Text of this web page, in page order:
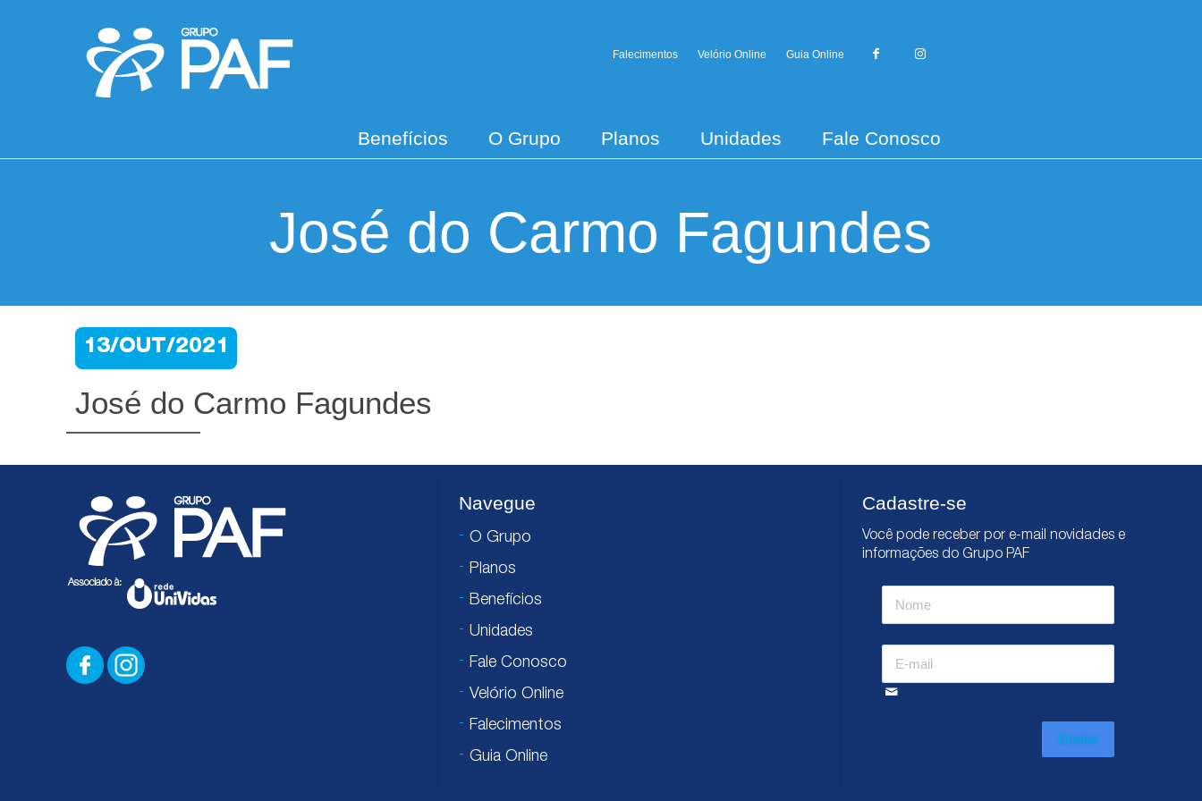
Falecimentos Velório Online Guia Online
Benefícios O Grupo Planos Unidades Fale Conosco
José do Carmo Fagundes
13/OUT/2021
José do Carmo Fagundes
Navegue
O Grupo
Planos
Benefícios
Unidades
Fale Conosco
Velório Online
Falecimentos
Guia Online
Cadastre-se
Você pode receber por e-mail novidades e
informações do Grupo PAF
Enviar